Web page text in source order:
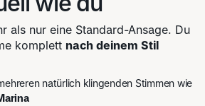
als nur eine Standard-Ansage. Du
komplett nach deinem Stil
natürlich klingenden Stimmen wie